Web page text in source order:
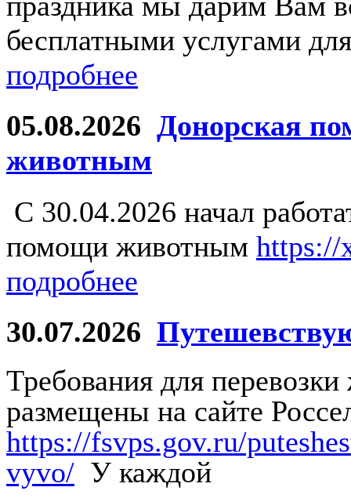
бесплатными услугами
подробнее
05.08.2026 Донорская
животным
С 30.04.2026 начал
помощи животным https://
подробнее
30.07.2026
Требования для
размещены на сайте
https://fsvps.gov.ru/
vyvo/ У каждой